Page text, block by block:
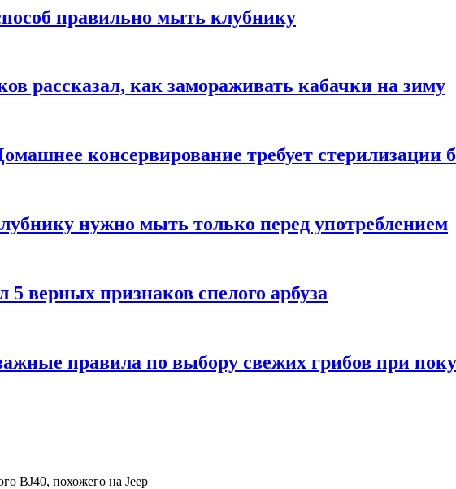
правильно мыть клубнику
рассказал, как замораживать кабачки на зиму
консервирование требует стерилизации
нужно мыть только перед употреблением
5 верных признаков спелого арбуза
правила по выбору свежих грибов при
BJ40, похожего на Jeep